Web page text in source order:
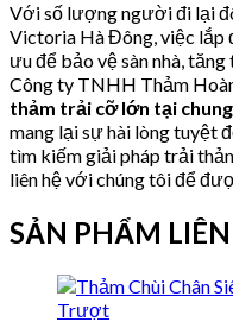
Với số lượng người đi lại
Victoria Hà Đông, việc lắp
ưu để bảo vệ sàn nhà,
Công ty TNHH Thảm
thảm trải cỡ lớn tại
mang lại sự hài lòng tuyệt
tìm kiếm giải pháp trải
liên hệ với chúng tôi để
SẢN PHẨM